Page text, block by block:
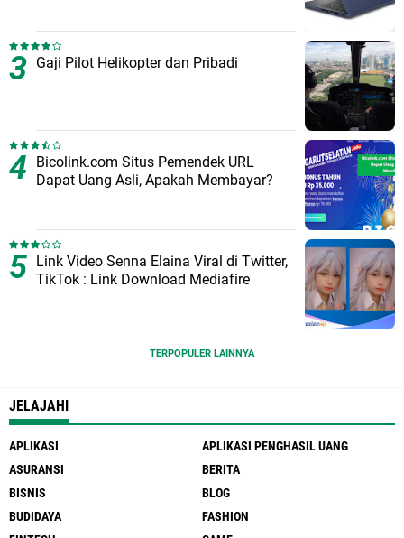
Gaji Pilot Helikopter dan Pribadi
Bicolink.com Situs Pemendek URL
Dapat Uang Asli, Apakah Membayar?
Link Video Senna Elaina Viral di Twitter,
TikTok : Link Download Mediafire
TERPOPULER LAINNYA
JELAJAHI
APLIKASI
APLIKASI PENGHASIL UANG
ASURANSI
BERITA
BISNIS
BLOG
BUDIDAYA
FASHION